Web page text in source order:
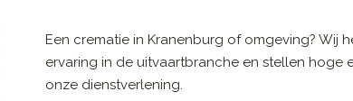
Een crematie in Kranenburg of omgeving? Wij
ervaring in de uitvaartbranche en stellen hoge
onze dienstverlening.